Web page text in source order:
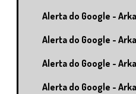
Alerta do Google -
Alerta do Google -
Alerta do Google -
Alerta do Google -